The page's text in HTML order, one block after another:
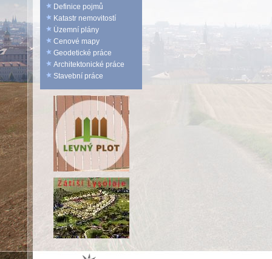
Definice pojmů
Katastr nemovitostí
Územní plány
Cenové mapy
Geodetické práce
Architektonické práce
Stavební práce